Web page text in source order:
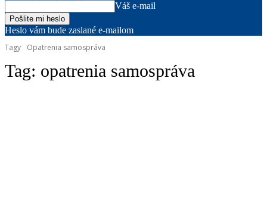
Váš e-mail
Heslo vám bude zaslané e-mailom
Tagy
Opatrenia samospráva
Tag: opatrenia samospráva